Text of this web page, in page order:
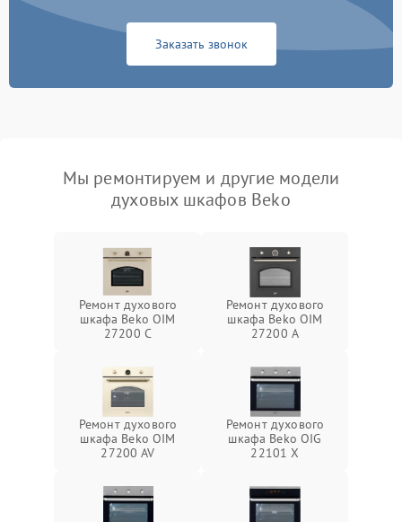
Заказать звонок
Мы ремонтируем и другие модели
духовых шкафов Beko
Ремонт духового
шкафа Beko OIM
27200 C
Ремонт духового
шкафа Beko OIM
27200 A
Ремонт духового
шкафа Beko OIM
27200 AV
Ремонт духового
шкафа Beko OIG
22101 X